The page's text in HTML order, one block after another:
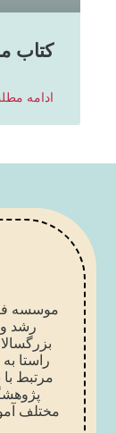
کتاب
ادامه
موسسه
رشد و
راستا
مرتبط با
مختلف